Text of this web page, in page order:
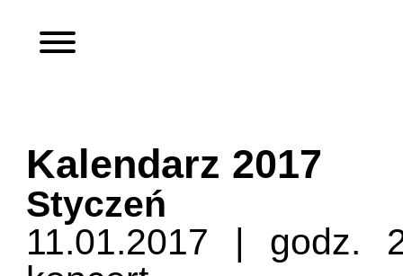
Kalendarz 2017
Styczeń
11.01.2017 | godz.